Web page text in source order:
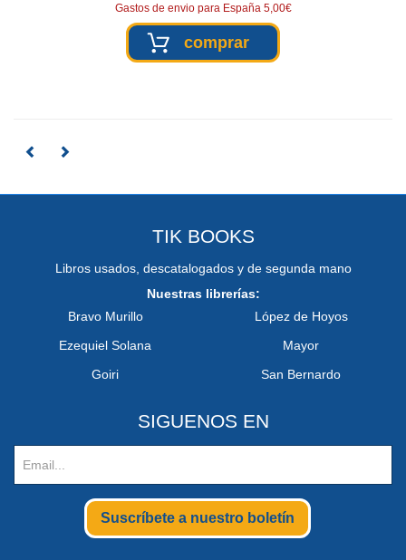
Gastos de envio para España 5,00€
comprar
TIK BOOKS
Libros usados, descatalogados y de segunda mano
Nuestras librerías:
Bravo Murillo
Ezequiel Solana
Goiri
López de Hoyos
Mayor
San Bernardo
SIGUENOS EN
Suscríbete a nuestro boletín